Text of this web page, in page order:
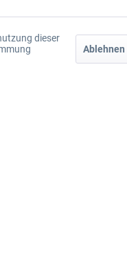
dieser
Ablehnen